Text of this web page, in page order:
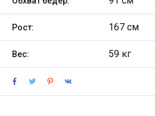
Рост: 167 см
Вес: 59 кг